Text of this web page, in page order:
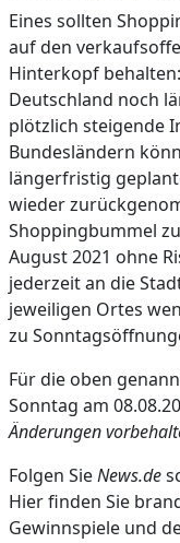
Eines sollten
auf den
Hinterkopf
Deutschland noch
plötzlich steigende
Bundesländern
längerfristig
wieder
Shoppingbummel
August 2021 ohne
jederzeit an die
jeweiligen Ortes
zu
Für die oben
Sonntag am
Änderungen
Folgen SieNews.de
Hier finden Sie
Gewinnspiele und